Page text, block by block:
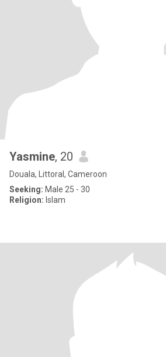
Yasmine, 20
Douala, Littoral, Cameroon
Seeking: Male 25 - 30
Religion: Islam